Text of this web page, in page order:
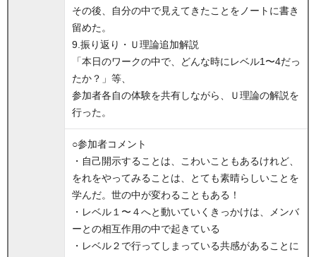
その後、自分の中で見えてきたことをノートに書き
留めた。
9.振り返り・Ｕ理論追加解説
「本日のワークの中で、どんな時にレベル1〜4だっ
たか？」等、
参加者各自の体験を共有しながら、Ｕ理論の解説を
行った。
○参加者コメント
・自己開示することは、こわいこともあるけれど、
をれをやってみることは、とても素晴らしいことを
学んだ。世の中が変わることもある！
・レベル１〜４へと動いていくきっかけは、メンバ
ーとの相互作用の中で起きている
・レベル２で行ってしまっている共感があることに